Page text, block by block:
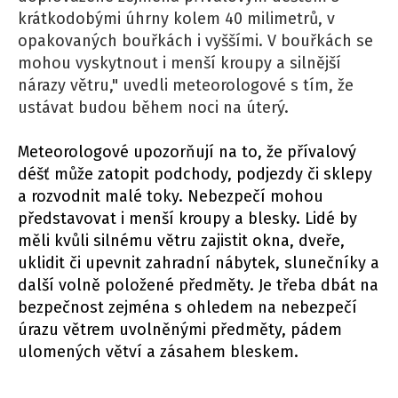
krátkodobými úhrny kolem 40 milimetrů, v
opakovaných bouřkách i vyššími. V bouřkách se
mohou vyskytnout i menší kroupy a silnější
nárazy větru," uvedli meteorologové s tím, že
ustávat budou během noci na úterý.
Meteorologové upozorňují na to, že přívalový
déšť může zatopit podchody, podjezdy či sklepy
a rozvodnit malé toky. Nebezpečí mohou
představovat i menší kroupy a blesky. Lidé by
měli kvůli silnému větru zajistit okna, dveře,
uklidit či upevnit zahradní nábytek, slunečníky a
další volně položené předměty. Je třeba dbát na
bezpečnost zejména s ohledem na nebezpečí
úrazu větrem uvolněnými předměty, pádem
ulomených větví a zásahem bleskem.